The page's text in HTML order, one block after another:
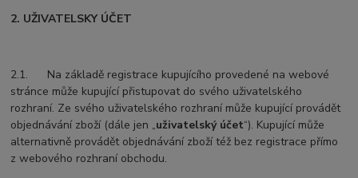
2. UŽIVATELSKY ÚČET
2.1. Na základě registrace kupujícího provedené na webové
stránce může kupující přistupovat do svého uživatelského
rozhraní. Ze svého uživatelského rozhraní může kupující provádět
objednávání zboží (dále jen „uživatelský účet“). Kupující může
alternativně provádět objednávání zboží též bez registrace přímo
z webového rozhraní obchodu.